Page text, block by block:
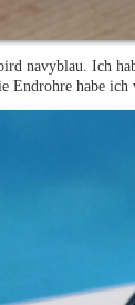
navyblau. Ich
Endrohre habe